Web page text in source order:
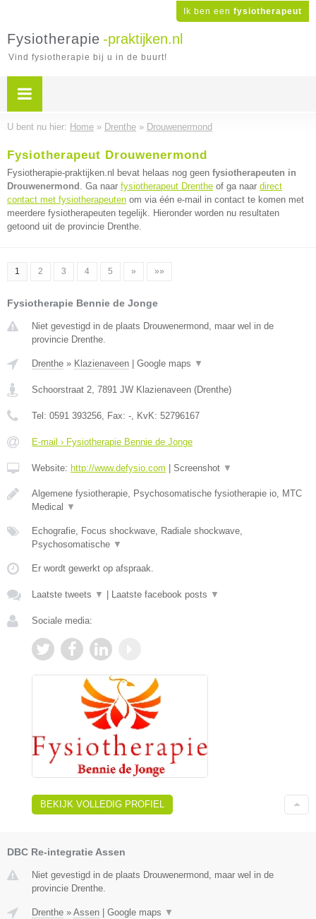
Ik ben een fysiotherapeut
Fysiotherapie -praktijken.nl
Vind fysiotherapie bij u in de buurt!
U bent nu hier: Home » Drenthe » Drouwenermond
Fysiotherapeut Drouwenermond
Fysiotherapie-praktijken.nl bevat helaas nog geen fysiotherapeuten in
Drouwenermond . Ga naar fysiotherapeut Drenthe of ga naar direct
contact met fysiotherapeuten om via één e-mail in contact te komen met
meerdere fysiotherapeuten tegelijk. Hieronder worden nu resultaten
getoond uit de provincie Drenthe.
1 2 3 4 5 » »»
Fysiotherapie Bennie de Jonge
Niet gevestigd in de plaats Drouwenermond, maar wel in de
provincie Drenthe.
Drenthe » Klazienaveen Google maps ▼
Schoorstraat 2, 7891 JW Klazienaveen (Drenthe)
Tel: 0591 393256, Fax: -, KvK: 52796167
E-mail › Fysiotherapie Bennie de Jonge
Website: http://www.defysio.com Screenshot ▼
Algemene fysiotherapie, Psychosomatische fysiotherapie io, MTC
Medical
▼
Echografie, Focus shockwave, Radiale shockwave,
Psychosomatische ▼
Er wordt gewerkt op afspraak.
Laatste tweets ▼ Laatste facebook posts ▼
Sociale media:
BEKIJK VOLLEDIG PROFIEL
DBC Re-integratie Assen
Niet gevestigd in de plaats Drouwenermond, maar wel in de
provincie Drenthe.
Drenthe » Assen Google maps ▼